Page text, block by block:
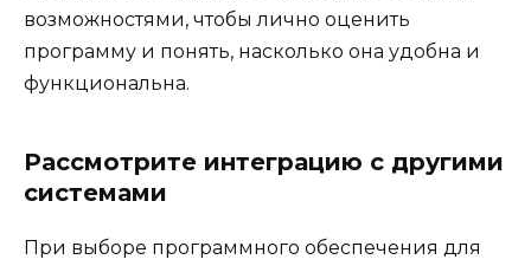
возможностями, чтобы лично оценить
программу и понять, насколько она удобна и
функциональна.
Рассмотрите интеграцию с другими
системами
При выборе программного обеспечения для